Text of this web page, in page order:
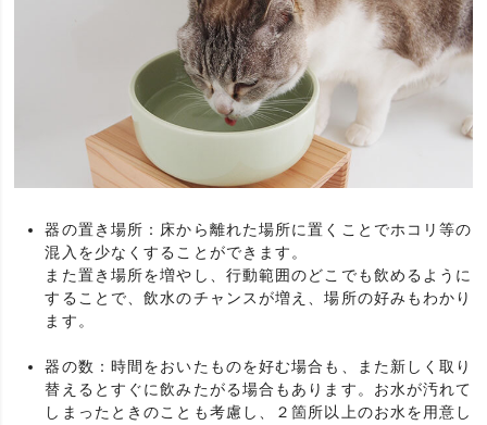
器の置き場所：床から離れた場所に置くことでホコリ等の
混入を少なくすることができます。
また置き場所を増やし、行動範囲のどこでも飲めるように
することで、飲水のチャンスが増え、場所の好みもわかり
ます。
器の数：時間をおいたものを好む場合も、また新しく取り
替えるとすぐに飲みたがる場合もあります。お水が汚れて
しまったときのことも考慮し、２箇所以上のお水を用意し